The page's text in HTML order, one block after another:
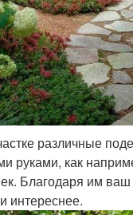
различные
руками, как
Благодаря им ваш
интереснее.